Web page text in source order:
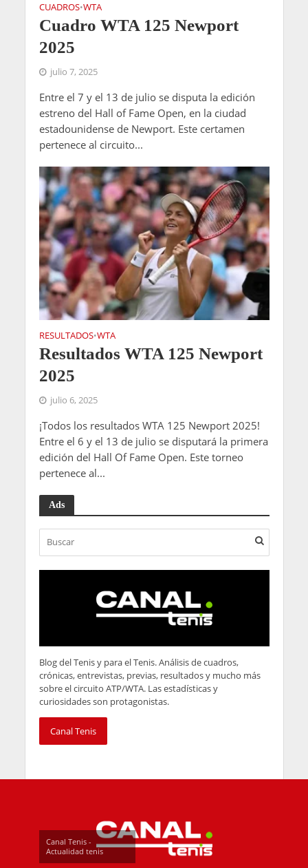
CUADROS•WTA
Cuadro WTA 125 Newport
2025
julio 7, 2025
Entre el 7 y el 13 de julio se disputa la edición
estreno del Hall of Fame Open, en la ciudad
estadounidense de Newport. Este certamen
pertenece al circuito...
RESULTADOS•WTA
Resultados WTA 125 Newport
2025
julio 6, 2025
¡Todos los resultados WTA 125 Newport 2025!
Entre el 6 y el 13 de julio se disputará la primera
edición del Hall Of Fame Open. Este torneo
pertenece al...
Ads
Blog del Tenis y para el Tenis. Análisis de cuadros,
crónicas, entrevistas, previas, resultados y mucho más
sobre el circuito ATP/WTA. Las estadísticas y
curiosidades son protagonistas.
Canal Tenis
Canal Tenis -
Actualidad tenis